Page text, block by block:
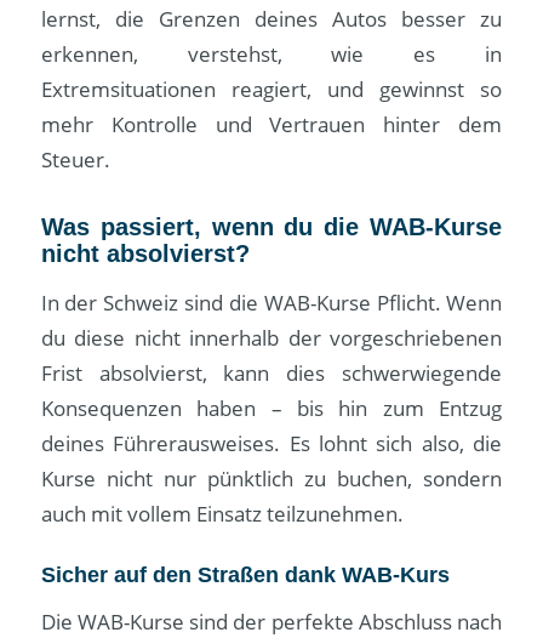
lernst, die Grenzen deines Autos besser zu
erkennen, verstehst, wie es in
Extremsituationen reagiert, und gewinnst so
mehr Kontrolle und Vertrauen hinter dem
Steuer.
Was passiert, wenn du die WAB-Kurse
nicht absolvierst?
In der Schweiz sind die WAB-Kurse Pflicht. Wenn
du diese nicht innerhalb der vorgeschriebenen
Frist absolvierst, kann dies schwerwiegende
Konsequenzen haben – bis hin zum Entzug
deines Führerausweises. Es lohnt sich also, die
Kurse nicht nur pünktlich zu buchen, sondern
auch mit vollem Einsatz teilzunehmen.
Sicher auf den Straßen dank WAB-Kurs
Die WAB-Kurse sind der perfekte Abschluss nach